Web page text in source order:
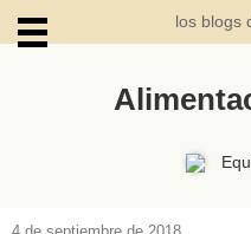
los blogs